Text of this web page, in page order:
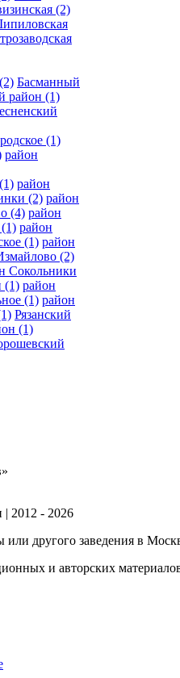
(2)
(2) Басманный
район (1)
(1)
район
(1) район
(2) район
(4) район
(1) район
(1) район
(2)
Сокольники
(1) район
(1) район
Рязанский
(1)
| 2012 - 2026
или другого заведения в
и авторских